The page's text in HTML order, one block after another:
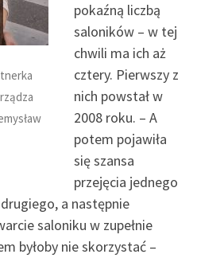
pokaźną liczbą
saloników – w tej
chwili ma ich aż
cztery. Pierwszy z
nich powstał w
2008 roku. – A
potem pojawiła
się szansa
przejęcia jednego
a następnie
saloniku w zupełnie
byłoby nie skorzystać –